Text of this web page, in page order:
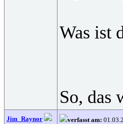
Was ist
So, das
Jim_Raynor verfasst am: